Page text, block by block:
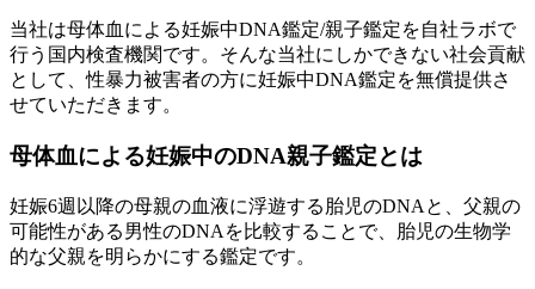
当社は母体血による妊娠中DNA鑑定/親子鑑定を自社ラボで
行う国内検査機関です。そんな当社にしかできない社会貢献
として、性暴力被害者の方に妊娠中DNA鑑定を無償提供さ
せていただきます。
母体血による妊娠中のDNA親子鑑定とは
妊娠6週以降の母親の血液に浮遊する胎児のDNAと、父親の
可能性がある男性のDNAを比較することで、胎児の生物学
的な父親を明らかにする鑑定です。